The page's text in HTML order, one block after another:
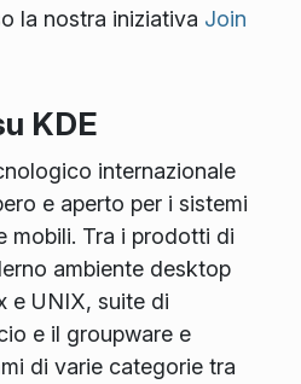
la nostra iniziativa Join
KDE
internazionale
e aperto per i sistemi
mobili. Tra i prodotti di
ambiente desktop
e UNIX, suite di
e il groupware e
di varie categorie tra